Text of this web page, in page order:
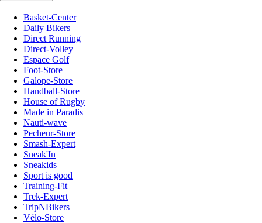
Basket-Center
Daily Bikers
Direct Running
Direct-Volley
Espace Golf
Foot-Store
Galope-Store
Handball-Store
House of Rugby
Made in Paradis
Nauti-wave
Pecheur-Store
Smash-Expert
Sneak'In
Sneakids
Sport is good
Training-Fit
Trek-Expert
TripNBikers
Vélo-Store